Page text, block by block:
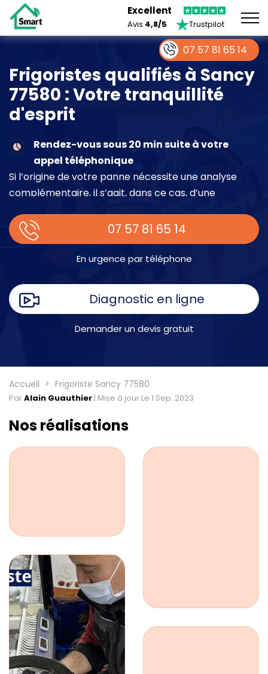
Excellent
Avis 4,8/5 Trustpilot
Frigoristes qualifiés à Sancy
77580 : Votre tranquillité
d'esprit
Rendez-vous sous 20 min suite à votre
appel téléphonique
Si l’origine de votre panne nécessite une analyse
complémentaire, il s’agit, dans ce cas, d’une
place.
07 57 81 65 14
En urgence par téléphone
Diagnostic en ligne
Demander un devis gratuit
Accueil Frigoriste Sancy 77580
ParAlain Guauthier | Mise à jour Le 1 Sep. 2023
Nos réalisations
07 57 81 65 14